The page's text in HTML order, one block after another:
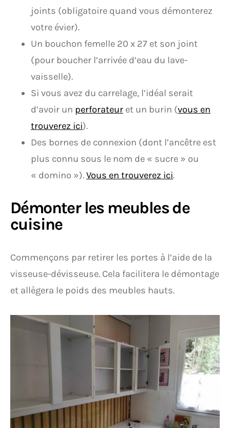
joints (obligatoire quand vous démonterez
votre évier).
Un bouchon femelle 20 x 27 et son joint
(pour boucher l’arrivée d’eau du lave-
vaisselle).
Si vous avez du carrelage, l’idéal serait
d’avoir un perforateur et un burin (vous en
trouverez ici).
Des bornes de connexion (dont l’ancêtre est
plus connu sous le nom de « sucre » ou
« domino »).Vous en trouverez ici.
Démonter les meubles de
cuisine
Commençons par retirer les portes à l’aide de la
visseuse-dévisseuse. Cela facilitera le démontage
et allègera le poids des meubles hauts.